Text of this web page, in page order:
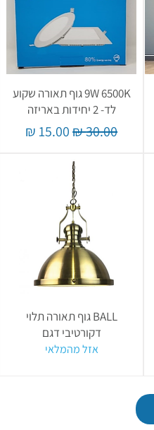
9W 6500K גוף תאורה שקוע
לד- 2 יחידות באריזה
מחיר רגיל‏30.00 ‏₪ מחיר מבצע
BALL גוף תאורה תלוי
דקורטיבי דגם
אזל מהמלאי